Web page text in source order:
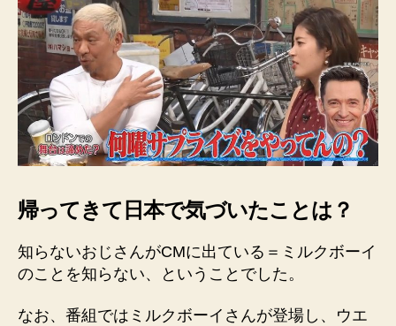
帰ってきて日本で気づいたことは？
知らないおじさんがCMに出ている＝ミルクボーイ
のことを知らない、ということでした。
なお、番組ではミルクボーイさんが登場し、ウエ